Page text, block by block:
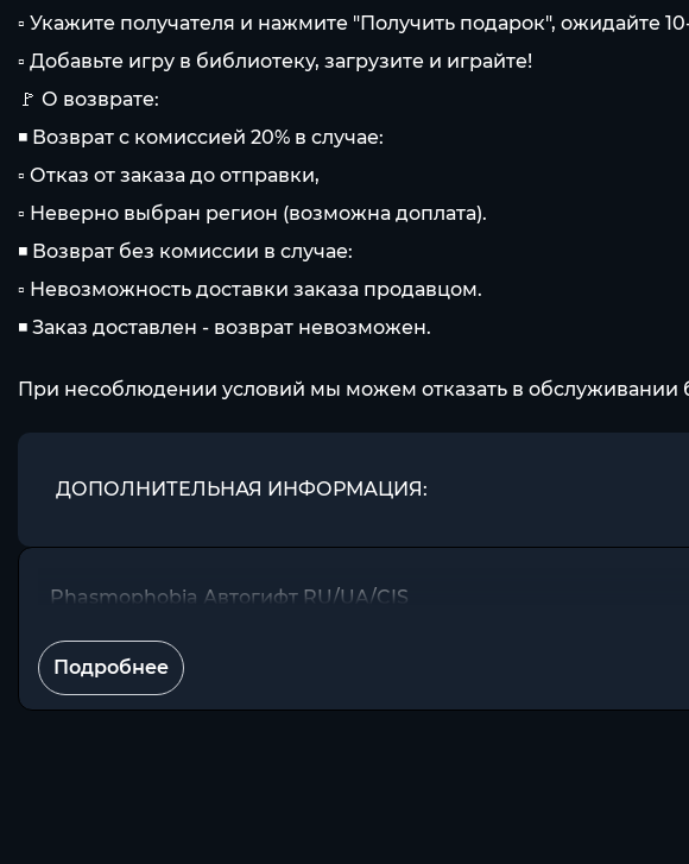
▫ Укажите получателя и нажмите "Получить подарок", ожидайте
▫ Добавьте игру в библиотеку, загрузите и играйте!
🚩 О возврате:
◾ Возврат с комиссией 20% в случае:
▫ Отказ от заказа до отправки,
▫ Неверно выбран регион (возможна доплата).
◾ Возврат без комиссии в случае:
▫ Невозможность доставки заказа продавцом.
◾ Заказ доставлен - возврат невозможен.
При несоблюдении условий мы можем отказать в обслуживании
ДОПОЛНИТЕЛЬНАЯ ИНФОРМАЦИЯ:
Phasmophobia Автогифт RU/UA/CIS
Подробнее